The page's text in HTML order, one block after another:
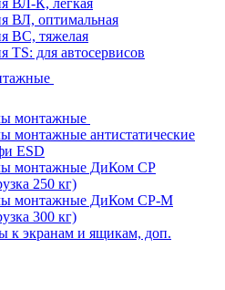
ВЛ-К, легкая
ВЛ, оптимальная
ВС, тяжелая
TS: для автосервисов
монтажные
монтажные антистатические
ESD
монтажные ДиКом СР
250 кг)
монтажные ДиКом СР-М
300 кг)
к экранам и ящикам, доп.